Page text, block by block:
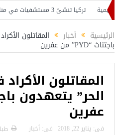
تركيا تنشئ 3 مستشفيات في مناطق درع الفرات بسوريا
الرئيسية أخبار المقاتلون
باجتثاث “PYD” من عفرين
المقاتلون
عفرين
فى: يناير 22, 2018 فى: أخبار